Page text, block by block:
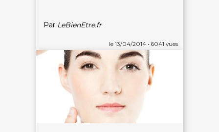
le 13/04/2014 • 6041 vues
Par LeBienEtre.frQui sommes-nous
Mentions légales
Politique de confidentialité